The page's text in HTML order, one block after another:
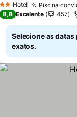
2 Estrelas
Hotel Piscina
8,8 Excelente 457
Selecione as
exatos.